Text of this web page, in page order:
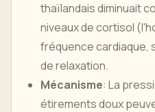
thaïlandais diminuait
niveaux de cortisol
fréquence
de relaxation.
Mécanisme: La
étirements doux